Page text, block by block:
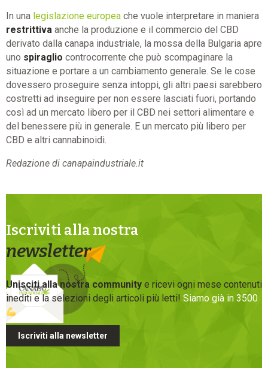
In una legislazione europea che vuole interpretare in maniera
restrittiva anche la produzione e il commercio del CBD
derivato dalla canapa industriale, la mossa della Bulgaria apre
uno spiraglio controcorrente che può scompaginare la
situazione e portare a un cambiamento generale. Se le cose
dovessero proseguire senza intoppi, gli altri paesi sarebbero
costretti ad inseguire per non essere lasciati fuori, portando
così ad un mercato libero per il CBD nei settori alimentare e
del benessere più in generale. E un mercato più libero per
CBD e altri cannabinoidi.
Redazione di canapaindustriale.it
Iscriviti alla nostra
newsletter
Unisciti alla nostra community e ricevi ogni mese contenuti
inediti e la selezioni degli articoli più letti! Siamo già in 3500
Iscriviti alla newsletter